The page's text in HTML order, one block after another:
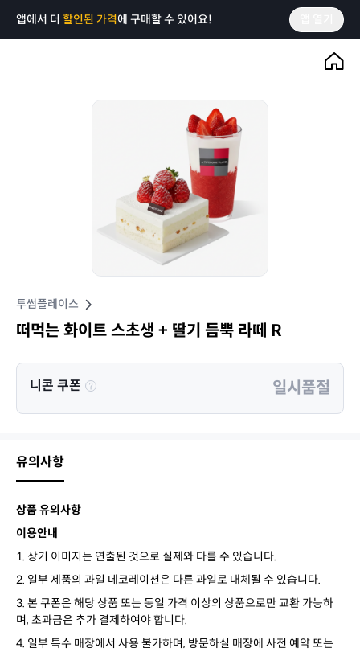
앱에서 더 할인된 가격에 구매할 수 있어요!
투썸플레이스
떠먹는 화이트 스초생 + 딸기 듬뿍 라떼 R
니콘 쿠폰 일시품절
유의사항
상품 유의사항
이용안내
1. 상기 이미지는 연출된 것으로 실제와 다를 수 있습니다.
2. 일부 제품의 과일 데코레이션은 다른 과일로 대체될 수 있습니다.
3. 본 쿠폰은 해당 상품 또는 동일 가격 이상의 상품으로만 교환 가능하
며, 초과금은 추가 결제하여야 합니다.
4. 일부 특수 매장에서 사용 불가하며, 방문하실 매장에 사전 예약 또는